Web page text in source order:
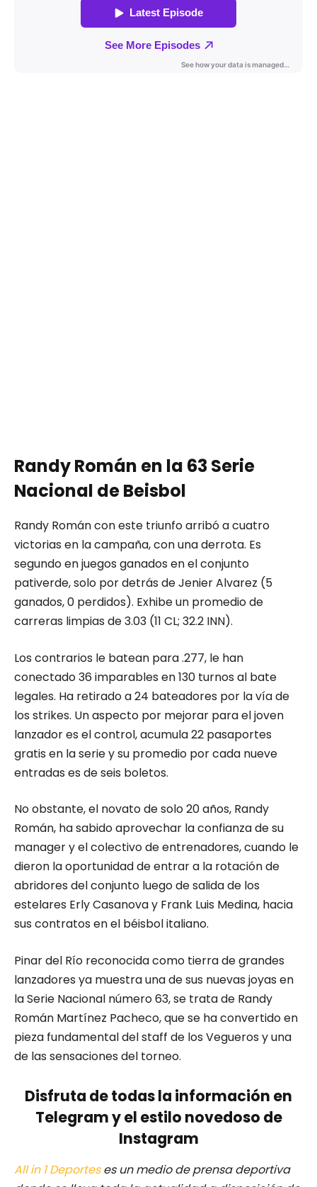
Randy Román en la 63 Serie
Nacional de Beisbol
Randy Román con este triunfo arribó a cuatro
victorias en la campaña, con una derrota. Es
segundo en juegos ganados en el conjunto
pativerde, solo por detrás de Jenier Alvarez (5
ganados, 0 perdidos). Exhibe un promedio de
carreras limpias de 3.03 (11 CL; 32.2 INN).
Los contrarios le batean para .277, le han
conectado 36 imparables en 130 turnos al bate
legales. Ha retirado a 24 bateadores por la vía de
los strikes. Un aspecto por mejorar para el joven
lanzador es el control, acumula 22 pasaportes
gratis en la serie y su promedio por cada nueve
entradas es de seis boletos.
No obstante, el novato de solo 20 años, Randy
Román, ha sabido aprovechar la confianza de su
manager y el colectivo de entrenadores, cuando le
dieron la oportunidad de entrar a la rotación de
abridores del conjunto luego de salida de los
estelares Erly Casanova y Frank Luis Medina, hacia
sus contratos en el béisbol italiano.
Pinar del Río reconocida como tierra de grandes
lanzadores ya muestra una de sus nuevas joyas en
la Serie Nacional número 63, se trata de Randy
Román Martínez Pacheco, que se ha convertido en
pieza fundamental del staff de los Vegueros y una
de las sensaciones del torneo.
Disfruta de todas la información en
Telegram y el estilo novedoso de
Instagram
All in 1 Deporteses un medio de prensa deportiva